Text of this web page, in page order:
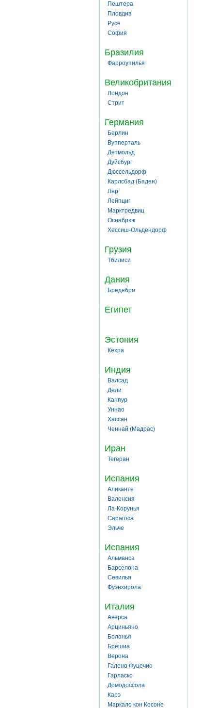
Пештера
Пловдив
Русе
София
Бразилия
Фарроупилья
Великобритания
Лондон
Стрит
Германия
Берлин
Вупперталь
Детмольд
Дуйсбург
Дюссельдорф
Карлсбад (Баден)
Лар
Лейпциг
Марктредвиц
Оснабрюк
Хессиш-Ольдендорф
Грузия
Тбилиси
Дания
Бредебро
Египет
Эстония
Кехра
Индия
Валсад
Дели
Канпур
Уннао
Хассан
Ченнай (Мадрас)
Иран
Тегеран
Испания
Аликанте
Валенсия
Ла-Корунья
Сарагоса
Эльче
Испания
Альманса
Барселона
Севилья
Фуэнхирола
Италия
Аверса
Арциньяно
Болонья
Брешиа
Верона
Галено Фуцечио
Гарласко
Домодоссола
Карэ
Маркало кон Косоне